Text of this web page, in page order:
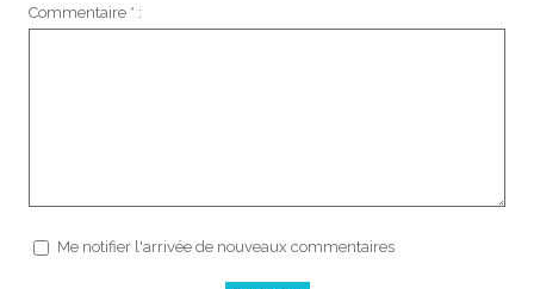
Commentaire * :
Me notifier l'arrivée de nouveaux commentaires